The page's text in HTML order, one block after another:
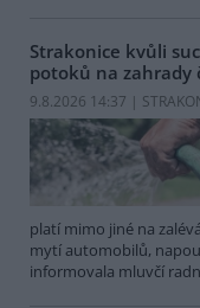
Strakonice kvůli
potoků na zahrady
9.8.2026 14:37 |
platí mimo jiné na
mytí automobilů,
informovala mluvčí